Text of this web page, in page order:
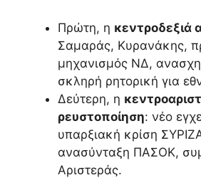
Πρώτη, η κεντροδεξιά
Σαμαράς, Κυρανάκης,
μηχανισμός ΝΔ,
σκληρή ρητορική για
Δεύτερη, η
ρευστοποίηση: νέο
υπαρξιακή κρίση
ανασύνταξη ΠΑΣΟΚ,
Αριστεράς.